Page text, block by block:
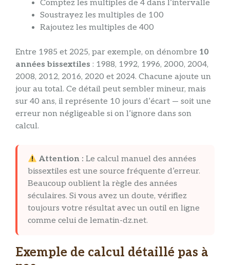
Comptez les multiples de 4 dans l’intervalle
Soustrayez les multiples de 100
Rajoutez les multiples de 400
Entre 1985 et 2025, par exemple, on dénombre 10
années bissextiles : 1988, 1992, 1996, 2000, 2004,
2008, 2012, 2016, 2020 et 2024. Chacune ajoute un
jour au total. Ce détail peut sembler mineur, mais
sur 40 ans, il représente 10 jours d’écart — soit une
erreur non négligeable si on l’ignore dans son
calcul.
Attention : Le calcul manuel des années
bissextiles est une source fréquente d’erreur.
Beaucoup oublient la règle des années
séculaires. Si vous avez un doute, vérifiez
toujours votre résultat avec un outil en ligne
comme celui de lematin-dz.net.
Exemple de calcul détaillé pas à